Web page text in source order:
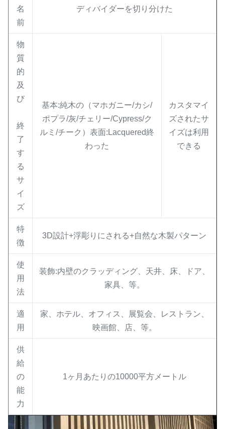
名
前
ディバイダーを切り分けた
物
質
的
及
び
終
了
す
る
サ
イ
ズ
基本:純木の（マホガニー/カシ/
ポプラ/灰/チェリー/Cypress/ク
ルミ/チーク）表面:Lacquered終
わった
カスタマイ
ズされたサ
イズは利用
できる
特
徴
3D設計+浮彫りにされる+自然な木製パターン
使
用
法
装飾:内壁のクラッディング、天井、床、ドア、
家具、等。
適
用
家、ホテル、オフィス、展覧会、レストラン、
映画館、店、等。
供
給
の
能
力
1ヶ月あたりの10000平方メートル